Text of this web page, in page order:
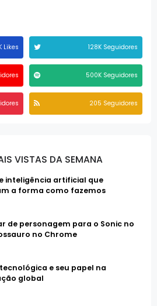
Likes 128K Seguidores
500K Seguidores
205 Seguidores
VISTAS DA SEMANA
inteligência artificial que
a forma como fazemos
de personagem para o Sonic no
no Chrome
e seu papel na
global